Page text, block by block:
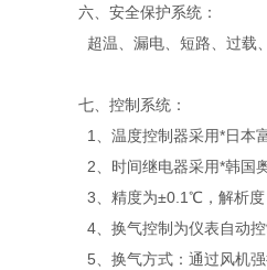
六、安全保护系统：
超温、漏电、短路、过载
七、控制系统：
1、温度控制器采用*日本
2、时间继电器采用*韩国
3、精度为±0.1℃，解析度
4、换气控制为仪表自动
5、换气方式：通过风机